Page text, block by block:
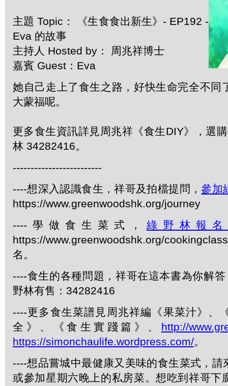
主題 Topic： 《生食食出新生》- EP192 -
Eva 的故事
主持人 Hosted by： 周兆祥博士
嘉賓 Guest：Eva
她自己走上了食生之路，好快生命完全不同
大蒙福呢。
更多食生資訊詳見周兆祥《食生DIY》，選
林 34282416。
-------------------------
----想深入認識食生，祥哥及拍檔提問，參加
https://www.greenwoodshk.org/journey
----學做食生菜式，綠野林報
https://www.greenwoodshk.org/
名。
----食生的各種問題，祥哥在這本書為你解
野林有售：34282416
----更多食生菜譜見周兆祥編《果菜汁》、
全》、《食生實踐篇》、 http://
https://simonchaulife.wordpress.com/。
----想品嘗城中最健康又美味的食生菜式，請
或參加星期六晚上的私房菜。想吃到祥哥下